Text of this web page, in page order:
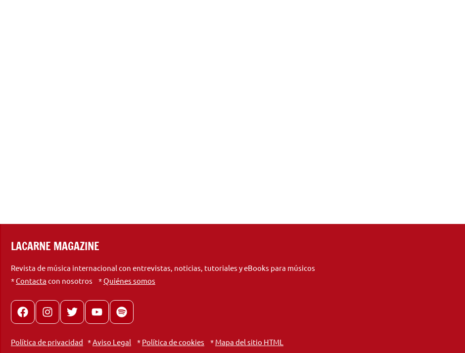
LACARNE MAGAZINE
Revista de música internacional con entrevistas, noticias, tutoriales y eBooks para músicos
*Contacta con nosotros *Quiénes somos
FacebookInstagram
X youtubespotify
Política de privacidad *Aviso Legal * Política de cookies * Mapa del sitio HTML